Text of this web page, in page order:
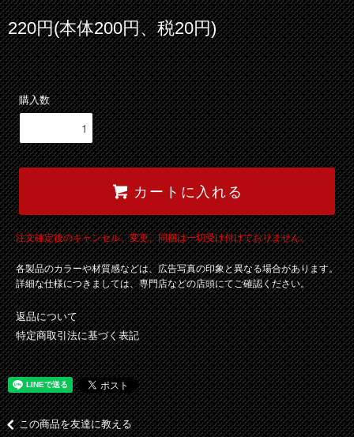
220円(本体200円、税20円)
購入数
カートに入れる
注文確定後のキャンセル、変更、同梱は一切受け付けておりません。
各製品のカラーや材質感などは、広告写真の印象と異なる場合があります。
詳細な仕様につきましては、専門店などの店頭にてご確認ください。
返品について
特定商取引法に基づく表記
この商品を友達に教える